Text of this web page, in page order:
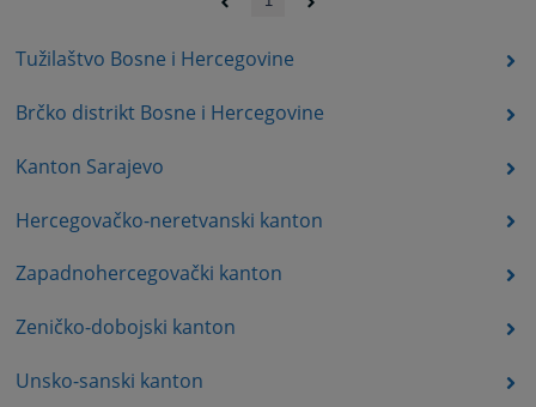
Tužilaštvo Bosne i Hercegovine
Brčko distrikt Bosne i Hercegovine
Kanton Sarajevo
Hercegovačko-neretvanski kanton
Zapadnohercegovački kanton
Zeničko-dobojski kanton
Unsko-sanski kanton